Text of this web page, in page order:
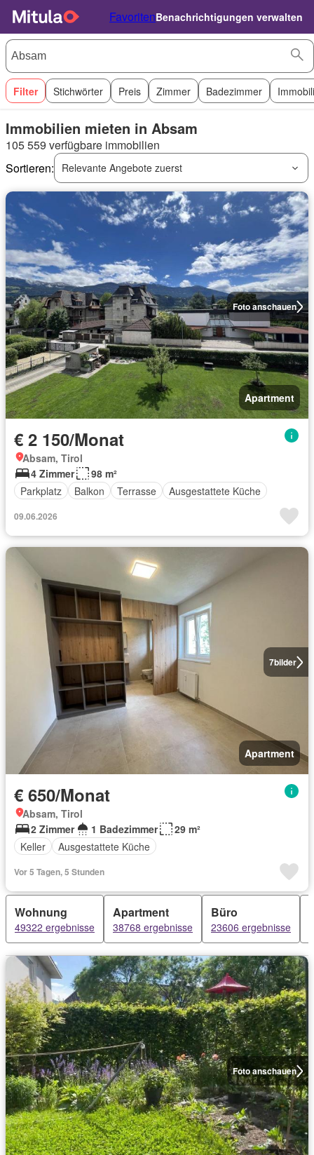
FavoritenBenachrichtigungen verwalten
Filter Stichwörter Preis Zimmer Badezimmer
Immobilien mieten in Absam
105 559 verfügbare immobilien
Sortieren:
Relevante Angebote zuerst
Foto anschauen
Apartment
€ 2 150/Monat
Absam, Tirol
4 Zimmer
98 m²
Parkplatz
Balkon Terrasse Ausgestattete Küche
09.06.2026
7bilder
Apartment
€ 650/Monat
Absam, Tirol
2 Zimmer
1 Badezimmer
29 m²
Keller
Ausgestattete Küche
Vor 5 Tagen, 5 Stunden
Wohnung
49322 ergebnisse
Apartment
38768 ergebnisse
Büro
23606 ergebnisse
Foto anschauen